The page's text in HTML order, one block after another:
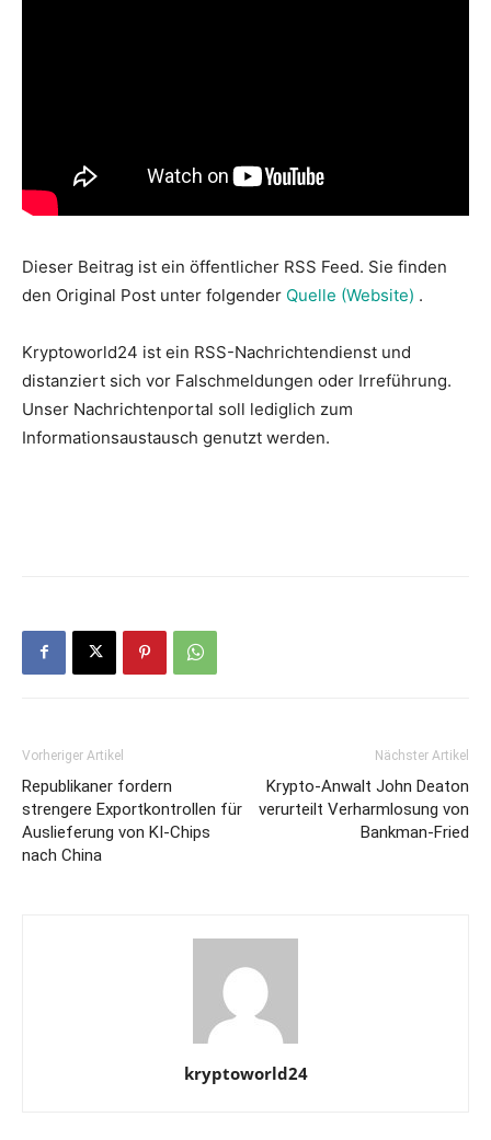
Dieser Beitrag ist ein öffentlicher RSS Feed. Sie finden
den Original Post unter folgender Quelle (Website) .
Kryptoworld24 ist ein RSS-Nachrichtendienst und
distanziert sich vor Falschmeldungen oder Irreführung.
Unser Nachrichtenportal soll lediglich zum
Informationsaustausch genutzt werden.
Vorheriger Artikel
Republikaner fordern
strengere Exportkontrollen für
Auslieferung von KI-Chips
nach China
Nächster Artikel
Krypto-Anwalt John Deaton
verurteilt Verharmlosung von
Bankman-Fried
kryptoworld24